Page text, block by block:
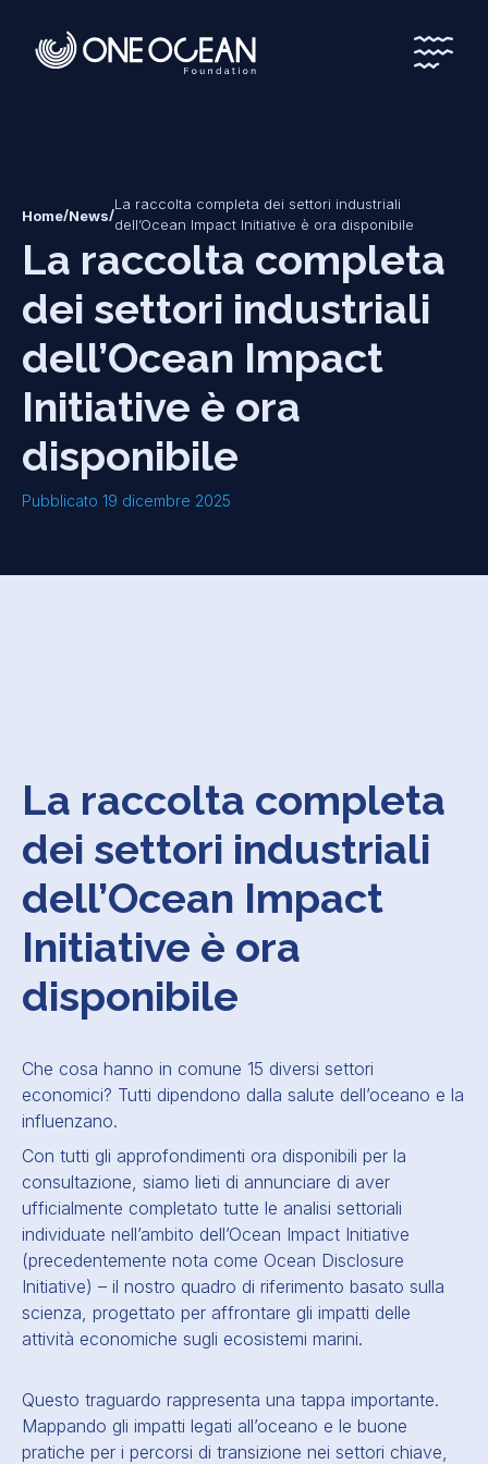
*
*
Home/News/
La raccolta completa dei settori industriali
dell’Ocean Impact Initiative è ora disponibile
La raccolta completa
dei settori industriali
dell’Ocean Impact
Initiative è ora
disponibile
Pubblicato 19 dicembre 2025
La raccolta completa
dei settori industriali
dell’Ocean Impact
Initiative è ora
disponibile
Che cosa hanno in comune 15 diversi settori
economici? Tutti dipendono dalla salute dell’oceano e la
influenzano.
Con tutti gli approfondimenti ora disponibili per la
consultazione, siamo lieti di annunciare di aver
ufficialmente completato tutte le analisi settoriali
individuate nell’ambito dell’Ocean Impact Initiative
(precedentemente nota come Ocean Disclosure
Initiative) – il nostro quadro di riferimento basato sulla
scienza, progettato per affrontare gli impatti delle
attività economiche sugli ecosistemi marini.
Questo traguardo rappresenta una tappa importante.
Mappando gli impatti legati all’oceano e le buone
pratiche per i percorsi di transizione nei settori chiave,